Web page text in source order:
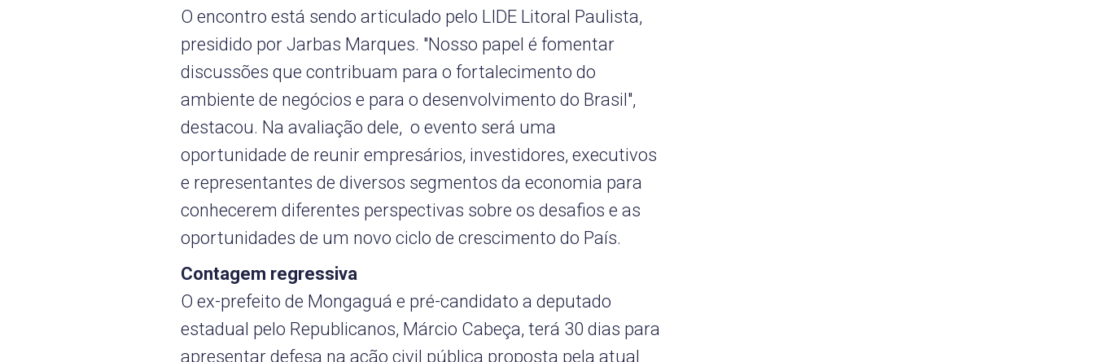
O encontro está sendo articulado pelo LIDE Litoral Paulista,
presidido por Jarbas Marques. "Nosso papel é fomentar
discussões que contribuam para o fortalecimento do
ambiente de negócios e para o desenvolvimento do Brasil",
destacou. Na avaliação dele, o evento será uma
oportunidade de reunir empresários, investidores, executivos
e representantes de diversos segmentos da economia para
conhecerem diferentes perspectivas sobre os desafios e as
oportunidades de um novo ciclo de crescimento do País.
Contagem regressiva
O ex-prefeito de Mongaguá e pré-candidato a deputado
estadual pelo Republicanos, Márcio Cabeça, terá 30 dias para
apresentar defesa na ação civil pública proposta pela atual